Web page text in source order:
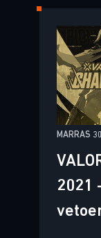
MARRAS
2021